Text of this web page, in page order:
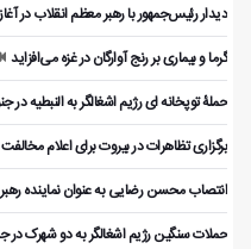
دیدار رئیس‌جمهور با رهبر معظم انقلاب در
گرما و بیماری بر رنج آوارگان در غزه می‌افزاید
حملۀ توپخانه ای رژیم اشغالگر به النبطیه در
برگزاری تظاهرات در بیروت برای اعلام
انتصاب محسن رضایی به عنوان نماینده
حملات سنگین رژیم اشغالگر به دو شهرک در